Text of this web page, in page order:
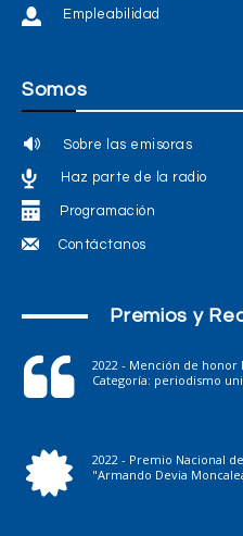
Empleabilidad
Somos
Sobre las emisoras
Haz parte de la radio
Programación
Contáctanos
Premios y
2022 - Mención de
Categoría: periodismo
2022 - Premio Nacional
"Armando Devia